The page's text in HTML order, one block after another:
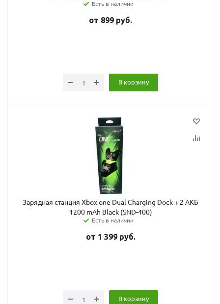
Есть в наличии
от 899 руб.
В корзину
Зарядная станция Xbox one Dual Charging Dock + 2 АКБ
1200 mAh Black (SND-400)
Есть в наличии
от 1 399руб.
В корзину